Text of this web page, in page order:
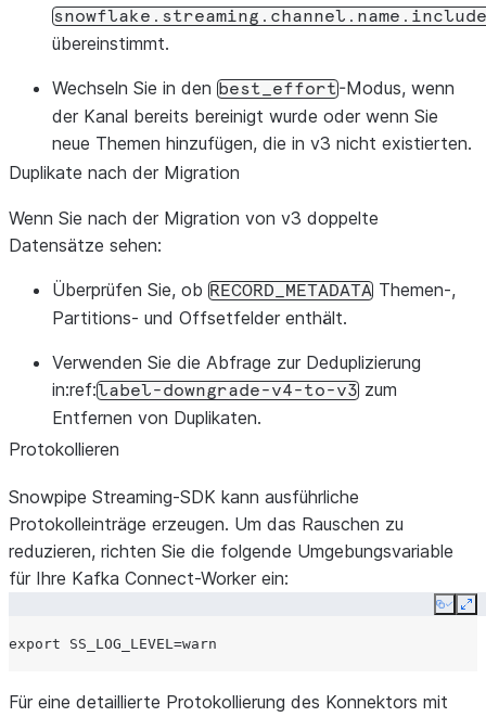
übereinstimmt.
Wechseln Sie in den best_effort-Modus, wenn
der Kanal bereits bereinigt wurde oder wenn Sie
neue Themen hinzufügen, die in v3 nicht existierten.
Duplikate nach der Migration
Wenn Sie nach der Migration von v3 doppelte
Datensätze sehen:
Überprüfen Sie, ob RECORD_METADATA Themen-,
Partitions- und Offsetfelder enthält.
Verwenden Sie die Abfrage zur Deduplizierung
in:ref:label-downgrade-v4-to-v3 zum
Entfernen von Duplikaten.
Protokollieren
Snowpipe Streaming-SDK kann ausführliche
Protokolleinträge erzeugen. Um das Rauschen zu
reduzieren, richten Sie die folgende Umgebungsvariable
für Ihre Kafka Connect-Worker ein:
Copy
export SS_LOG_LEVEL=
Für eine detaillierte Protokollierung des Konnektors mit